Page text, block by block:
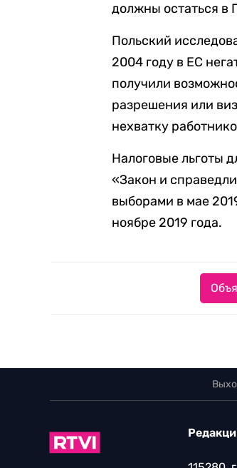
должны остаться в
Польский
2004 году в ЕС
получили
разрешения или
нехватку
Налоговые льготы
«Закон и
выборами в мае
ноябре 2019 года.